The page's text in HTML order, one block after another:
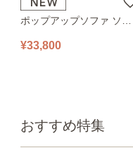
ポップアップソファ ソフ
2人掛け PUS1-2SA ベージ
¥33,800
おすすめ特集